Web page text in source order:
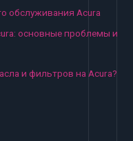
обслуживания Acura
основные проблемы и
и фильтров на Acura?